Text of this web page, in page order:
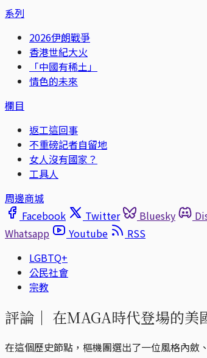
系列
2026伊朗戰爭
香港世紀大火
「中國有稀土」
情色的未來
欄目
返工這回事
不重磅記者自留地
女人沒有國家？
工具人
周邊商城
Facebook
Twitter Bluesky
Whatsapp
Youtube
RSS
LGBTQ+
公民社會
宗教
評論｜ 在MAGA時代登場的美
在這個歷史節點，樞機團選出了一位風格內斂